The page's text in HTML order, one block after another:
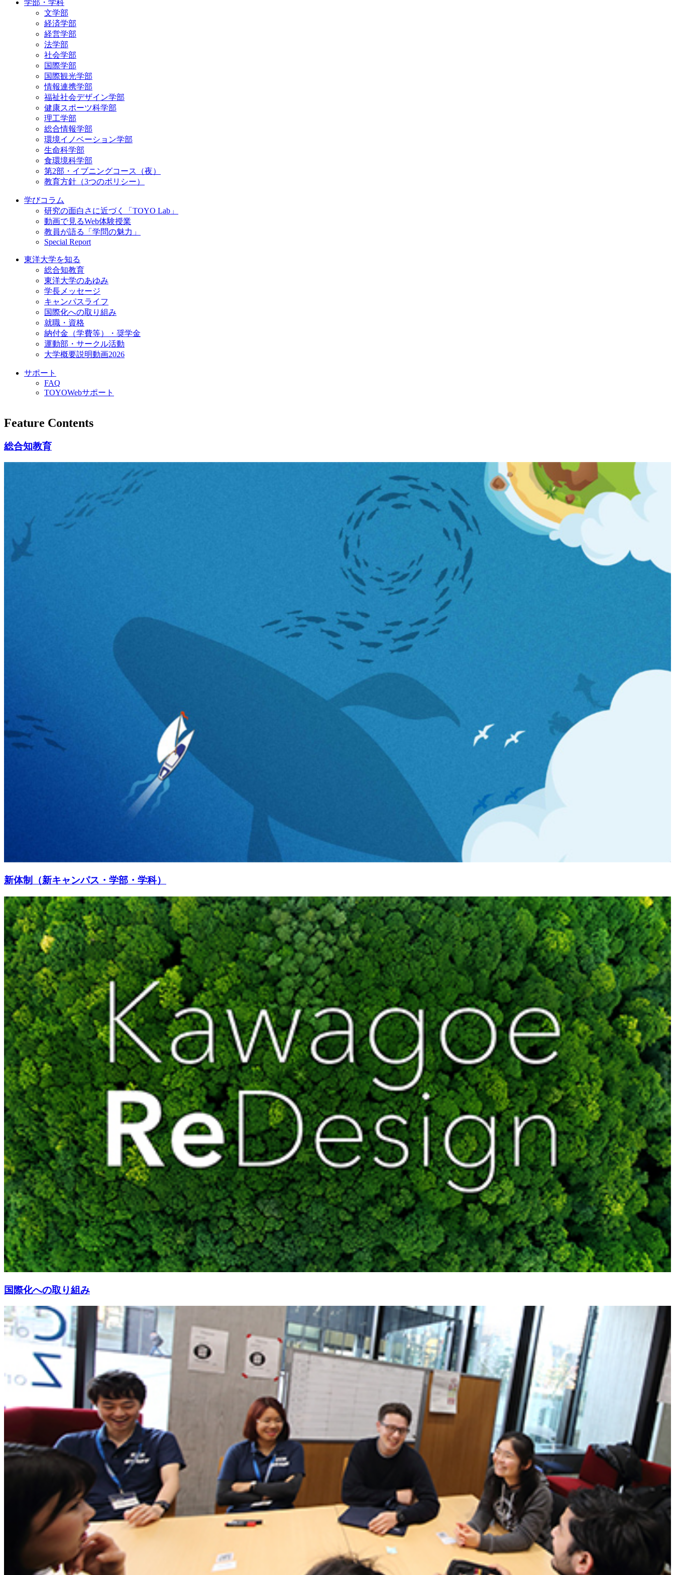
学部・学科
文学部
経済学部
経営学部
法学部
社会学部
国際学部
国際観光学部
情報連携学部
福祉社会デザイン学部
健康スポーツ科学部
理工学部
総合情報学部
環境イノベーション学部
生命科学部
食環境科学部
第2部・イブニングコース（夜）
教育方針（3つのポリシー）
学びコラム
研究の面白さに近づく「TOYO Lab」
動画で見るWeb体験授業
教員が語る「学問の魅力」
Special Report
東洋大学を知る
総合知教育
東洋大学のあゆみ
学長メッセージ
キャンパスライフ
国際化への取り組み
就職・資格
納付金（学費等）・奨学金
運動部・サークル活動
大学概要説明動画2026
サポート
FAQ
TOYOWebサポート
Feature Contents
総合知教育
新体制（新キャンパス・学部・学科）
国際化への取り組み